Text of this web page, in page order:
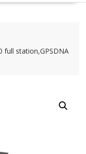
full station,GPSDNA